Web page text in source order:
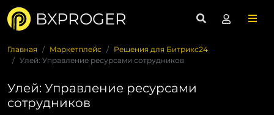
BXPROGER
Главная Маркетплейс
Решения для Битрикс24
Улей: Управление ресурсами сотрудников
Улей: Управление ресурсами
сотрудников